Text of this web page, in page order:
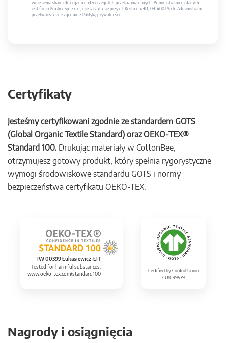
wniesienia skargi do organu nadzorczego lub przekazania danych. Administratorem danych
jest firma Prosker Sp. z o.o., mieszcząca się przy ul. Kostrogaj 9D, 09-400 Płock. Administrator
przetwarza dane zgodnie z Polityką prywatności.
Certyfikaty
Jesteśmy certyfikowani zgodnie ze standardem GOTS
(Global Organic Textile Standard) oraz OEKO-TEX®
Standard 100. Drukując materiały w CottonBee,
otrzymujesz gotowy produkt, który spełnia rygorystyczne
wymogi środowiskowe standardu GOTS i normy
bezpieczeństwa certyfikatu OEKO-TEX.
IW 00399 Łukasiewicz-ŁIT
Tested for harmful substances.
www.oeko-tex.com/standard100
Certified by Control Union
CU1099579
Nagrody i osiągnięcia